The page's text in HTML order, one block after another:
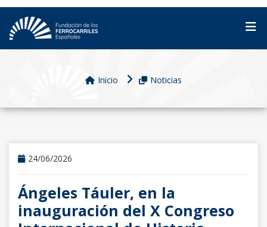
Inicio Noticias
24/06/2026
Ángeles Táuler, en la
inauguración del X Congreso